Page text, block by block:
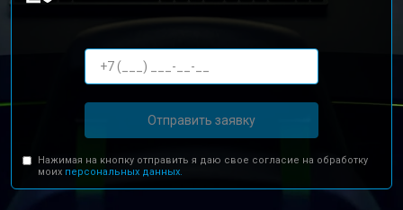
Отправить заявку
Нажимая на кнопку отправить я даю свое согласие на обработку
моих персональных данных.